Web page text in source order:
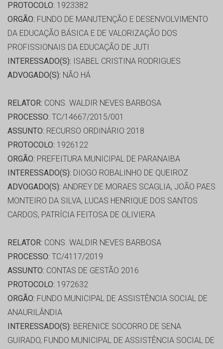
PROTOCOLO: 1923382
ORGÃO: FUNDO DE MANUTENÇÃO E DESENVOLVIMENTO
DA EDUCAÇÃO BÁSICA E DE VALORIZAÇÃO DOS
PROFISSIONAIS DA EDUCAÇÃO DE JUTI
INTERESSADO(S): ISABEL CRISTINA RODRIGUES
ADVOGADO(S): NÃO HÁ
RELATOR: CONS. WALDIR NEVES BARBOSA
PROCESSO: TC/14667/2015/001
ASSUNTO: RECURSO ORDINÁRIO 2018
PROTOCOLO: 1926122
ORGÃO: PREFEITURA MUNICIPAL DE PARANAIBA
INTERESSADO(S): DIOGO ROBALINHO DE QUEIROZ
ADVOGADO(S): ANDREY DE MORAES SCAGLIA, JOÃO PAES
MONTEIRO DA SILVA, LUCAS HENRIQUE DOS SANTOS
CARDOS, PATRÍCIA FEITOSA DE OLIVIERA
RELATOR: CONS. WALDIR NEVES BARBOSA
PROCESSO: TC/4117/2019
ASSUNTO: CONTAS DE GESTÃO 2016
PROTOCOLO: 1972632
ORGÃO: FUNDO MUNICIPAL DE ASSISTÊNCIA SOCIAL DE
ANAURILÂNDIA
INTERESSADO(S): BERENICE SOCORRO DE SENA
GUIRADO, FUNDO MUNICIPAL DE ASSISTÊNCIA SOCIAL DE